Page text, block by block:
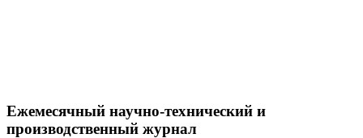
Ежемесячный научно-технический и
производственный журнал